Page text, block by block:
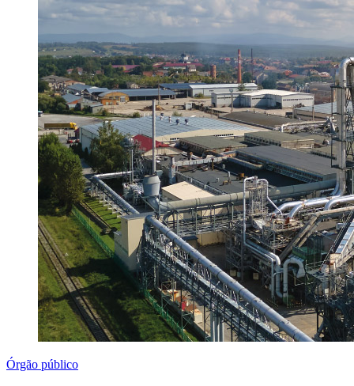
Órgão público